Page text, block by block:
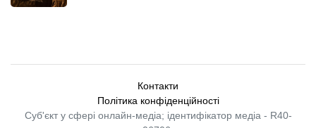
Контакти
Політика конфіденційності
Суб'єкт у сфері онлайн-медіа; ідентифікатор медіа - R40-